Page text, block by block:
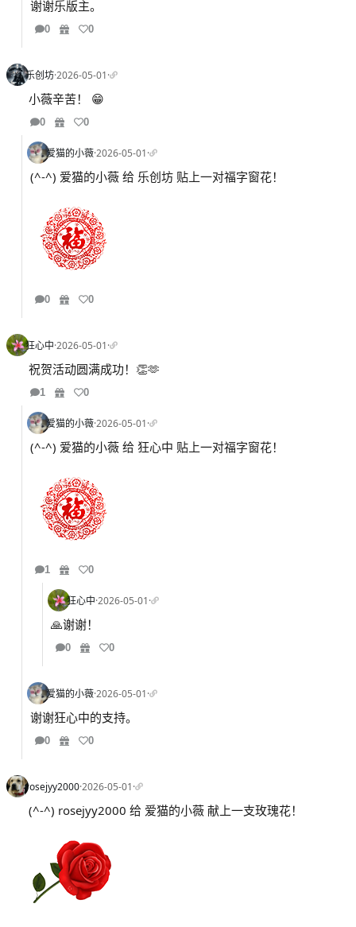
谢谢乐版主。
0 0
乐创坊·2026-05-01·
小薇辛苦！ 😁
0 0
爱猫的小薇·2026-05-01·
(^-^) 爱猫的小薇 给 乐创坊 贴上一对福字窗花！
0 0
狂心中·2026-05-01·
祝贺活动圆满成功！👏🫶
1 0
爱猫的小薇·2026-05-01·
(^-^) 爱猫的小薇 给 狂心中 贴上一对福字窗花！
1 0
狂心中·2026-05-01·
🙏谢谢！
0 0
爱猫的小薇·2026-05-01·
谢谢狂心中的支持。
0 0
rosejyy2000·2026-05-01·
(^-^) rosejyy2000 给 爱猫的小薇 献上一支玫瑰花！